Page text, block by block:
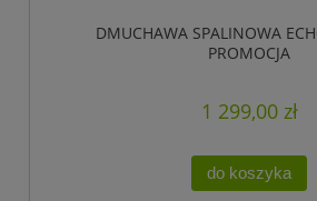
DMUCHAWA SPALINOWA
PROMOCJA
1 299,00 zł
do koszyka